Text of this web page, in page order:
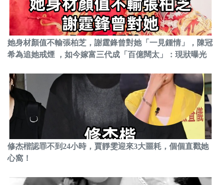
她身材顏值不輸張柏芝，謝霆鋒曾對她「一見鍾情」，陳冠
希為追她戒煙 ，如今嫁富三代成「百億闊太」：現狀曝光
修杰楷認罪不到24小時，賈靜雯迎來3大噩耗，個個直戳她
心窩！